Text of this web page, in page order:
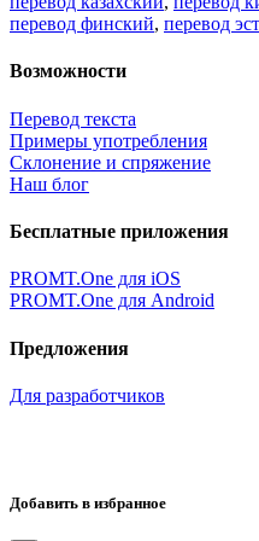
перевод финский, перевод
Возможности
Перевод текста
Примеры употребления
Склонение и спряжение
Наш блог
Бесплатные приложения
PROMT.One для iOS
PROMT.One для Android
Предложения
Для разработчиков
Добавить в избранное